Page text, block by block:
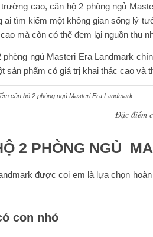
cao, căn hộ 2 phòng ngủ
tìm kiếm một không gian sống lý
mà còn có thể đem lại nguồn thu
ngủ Masteri Era Landmark
sản phẩm có giá trị khai thác cao
Đặc điểm
2 PHÒNG NGỦ
được coi em là lựa chọn
con nhỏ